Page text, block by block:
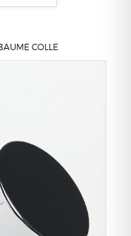
COLLE